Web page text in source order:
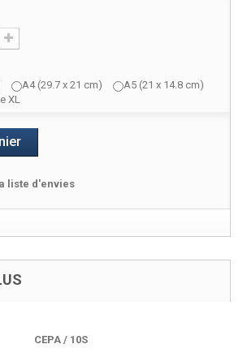
A4 (29.7 x 21 cm)
A5 (21 x 14.8 cm)
XL
liste d'envies
CEPA / 10S